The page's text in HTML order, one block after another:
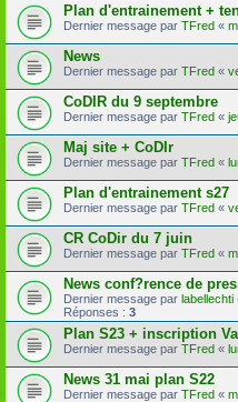
Plan d'entrainement +
Dernier message par TFred «
News
Dernier message par TFred «
CoDIR du 9 septembre
Dernier message par TFred «
Maj site + CoDIr
Dernier message par TFred «
Plan d'entrainement s27
Dernier message par TFred «
CR CoDir du 7 juin
Dernier message par TFred «
News conf?rence de
Dernier message par labellechti
Réponses : 3
Plan S23 + inscription
Dernier message par TFred «
News 31 mai plan S22
Dernier message par TFred «